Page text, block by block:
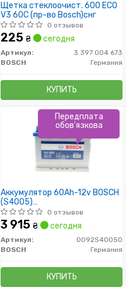
Щетка стеклоочист. 600 ECO
V3 60C (пр-во Bosch)снг
0 отзывов
225 ₴ сегодня
Артикул:
3 397 004 673
BOSCH
Германия
КУПИТЬ
Аккумулятор 60Ah-12v BOSCH
(S4005)
(242x175x190),R,EN540
0 отзывов
3 915 ₴ сегодня
Артикул:
0092S40050
BOSCH
Германия
КУПИТЬ
Передплата
обов'язкова